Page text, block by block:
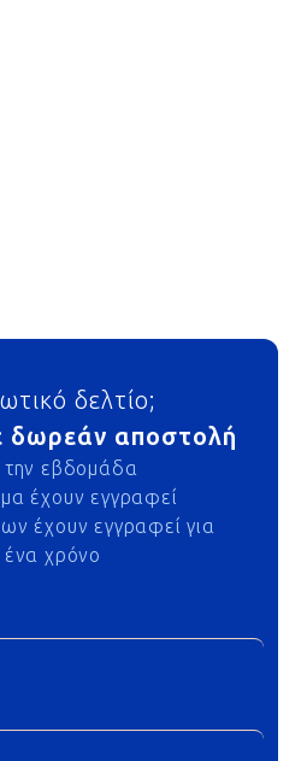
δελτίο;
δωρεάν αποστολή
εβδομάδα
έχουν εγγραφεί
έχουν εγγραφεί για
χρόνο